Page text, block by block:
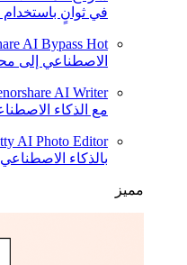
في ثوانٍ باستخدام
AI Bypass Hot
الاصطناعي إلى
AI Writer
مع الذكاء
AI Photo Editor
بالذكاء الاصطناعي
مميز